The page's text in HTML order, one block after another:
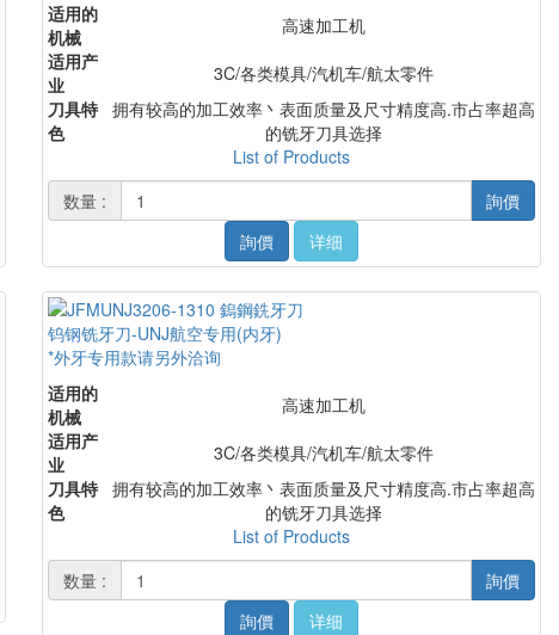
适用的
机械
高速加工机
适用产
业
3C/各类模具/汽机车/航太零件
刀具特
色
拥有较高的加工效率丶表面质量及尺寸精度高.市占率超高
的铣牙刀具选择
List of Products
数量 :
詢價
詢價
详细
钨钢铣牙刀-UNJ航空专用(内牙)
*外牙专用款请另外洽询
适用的
机械
高速加工机
适用产
业
3C/各类模具/汽机车/航太零件
刀具特
色
拥有较高的加工效率丶表面质量及尺寸精度高.市占率超高
的铣牙刀具选择
List of Products
数量 :
詢價
詢價
详细